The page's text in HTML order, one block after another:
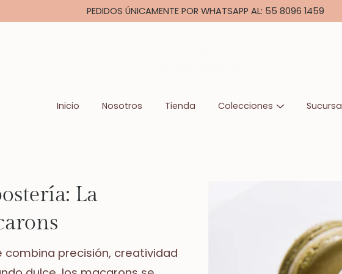
PEDIDOS ÚNICAMENTE POR WHATSAPP AL: 55 8096 1459
Inicio Nosotros Tienda Colecciones
La
precisión, creatividad